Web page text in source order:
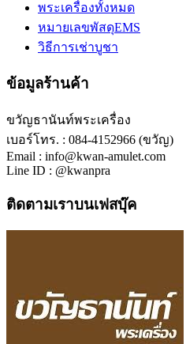
พระเครื่องทั้งหมด
หมายเลขพัสดุEMS
วิธีการเช่าบูชา
ข้อมูลร้านค้า
ขวัญธานันท์พระเครื่อง
เบอร์โทร. : 084-4152966 (ขวัญ)
Email : info@kwan-amulet.com
Line ID : @kwanpra
ติดตามเราบนเฟสบุ๊ค